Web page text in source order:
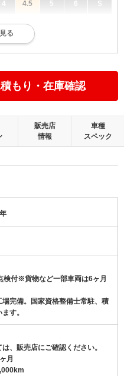
4 4.5 5 6 S
が少し認められますが、良好な
、良好な状態です。
立たない、良好な状態です。
る
積もり・在庫確認
販売店
情報
車種
スペック
年
検付※貨物など一部車両は6ヶ月
場完備。国家資格整備士常駐、積
す。
、販売店にご確認ください。
月